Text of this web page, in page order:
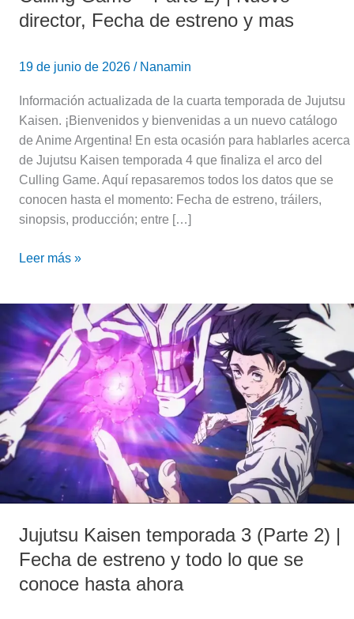
director, Fecha de estreno y mas
19 de junio de 2026 / Nanamin
Información actualizada de la cuarta temporada de Jujutsu
Kaisen. ¡Bienvenidos y bienvenidas a un nuevo catálogo
de Anime Argentina! En esta ocasión para hablarles acerca
de Jujutsu Kaisen temporada 4 que finaliza el arco del
Culling Game. Aquí repasaremos todos los datos que se
conocen hasta el momento: Fecha de estreno, tráilers,
sinopsis, producción; entre […]
de
y
Leer más »
Jujutsu Kaisen temporada 3 (Parte 2) |
Fecha de estreno y todo lo que se
conoce hasta ahora
Jujutsu
Kaisen
temporada
3
(Parte
|
Fecha
de
estreno
todo
lo
que
se